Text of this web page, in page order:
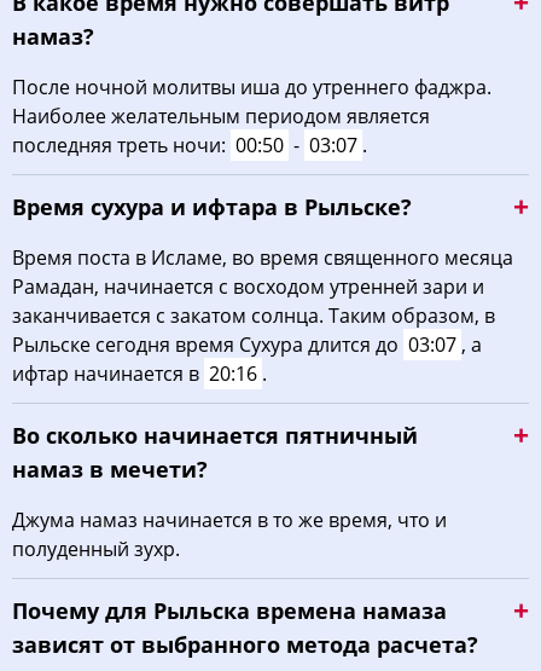
намаз?
После ночной молитвы иша до утреннего фаджра.
Наиболее желательным периодом является
последняя треть ночи: 00:50 - 03:07 .
Время сухура и ифтара в Рыльске?
Время поста в Исламе, во время священного месяца
Рамадан, начинается с восходом утренней зари и
заканчивается с закатом солнца. Таким образом, в
Рыльске сегодня время Сухура длится до 03:07 , а
ифтар начинается в 20:16 .
Во сколько начинается пятничный
намаз в мечети?
Джума намаз начинается в то же время, что и
полуденный зухр.
Почему для Рыльска времена намаза
зависят от выбранного метода расчета?